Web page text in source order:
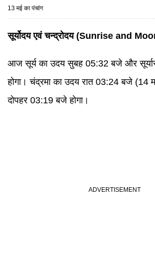
13 मई का पंचांग
सूर्योदय एवं चन्द्रोदय (Sunrise and
आज सूर्य का उदय सुबह 05:32 बजे और
होगा। चंद्रमा का उदय रात 03:24 बजे (14
दोपहर 03:19 बजे होगा।